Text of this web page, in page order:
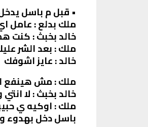
• قبل م باسل
ملك بدلع : عامل
خالد بخبث : كنت
ملك : بعد الشر
خالد : عايز اشوفك
ملك : مش هينفع
خالد بخبث : لا
ملك : اوكيه ي
باسل دخل بهدوء